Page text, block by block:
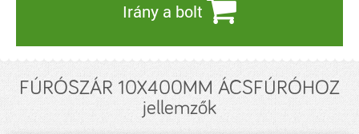
Irány a bolt
FÚRÓSZÁR 10X400MM ÁCSFÚRÓHOZ
jellemzők